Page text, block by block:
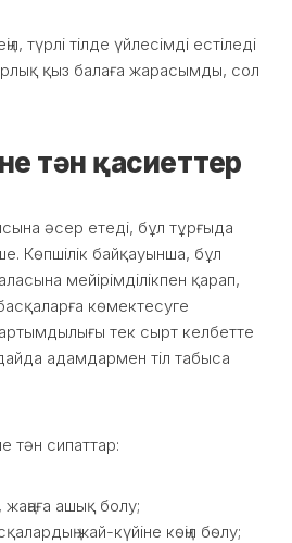
түрлі тілде үйлесімді естіледі
қыз балаға жарасымды, сол
тән қасиеттер
әсер етеді, бұл тұрғыда
Көпшілік байқауынша, бұл
мейірімділікпен қарап,
көмектесуге
тек сырт келбетте
адамдармен тіл табыса
тән сипаттар:
ашық болу;
жай-күйіне көңіл бөлу;